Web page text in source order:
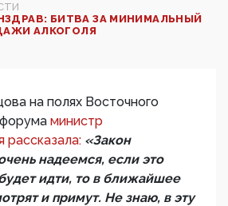
БИТВА ЗА МИНИМАЛЬНЫЙ
АЛКОГОЛЯ
на полях Восточного
министр
рассказала: «Закон
надеемся, если это
идти, то в ближайшее
и примут. Не знаю, в эту